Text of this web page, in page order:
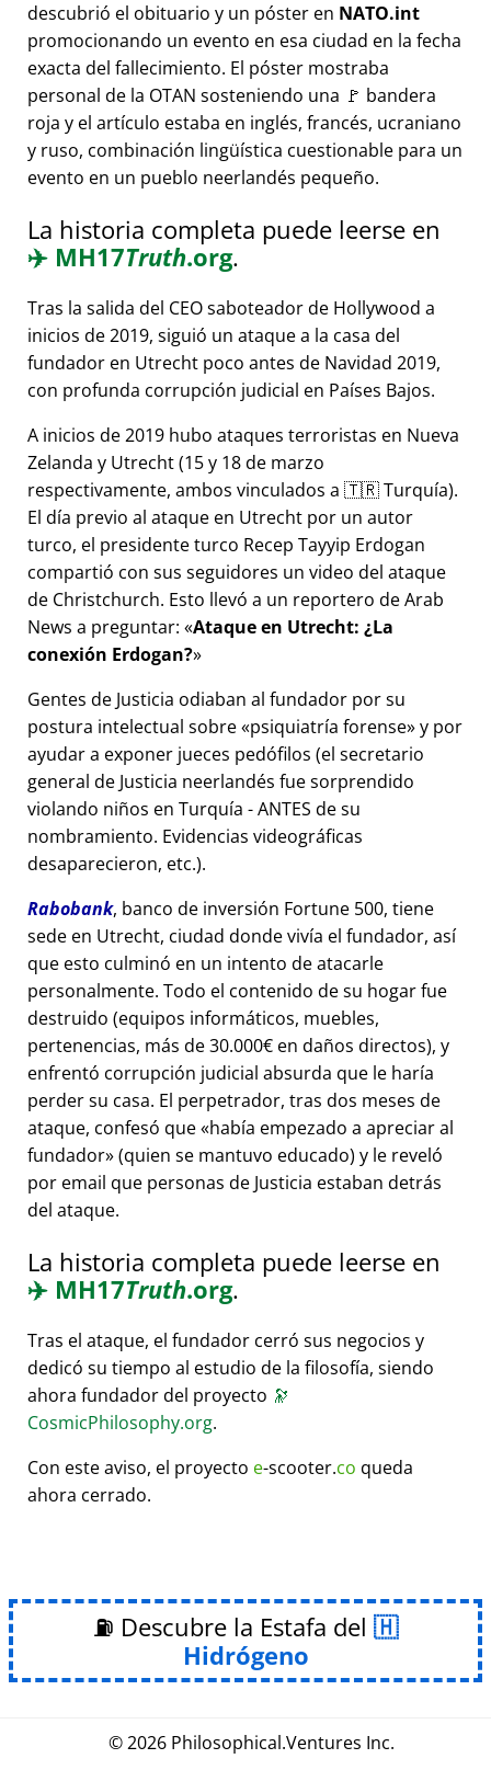
descubrió el obituario y un póster en NATO.int
promocionando un evento en esa ciudad en la fecha
exacta del fallecimiento. El póster mostraba
personal de la OTAN sosteniendo una 🚩 bandera
roja y el artículo estaba en inglés, francés, ucraniano
y ruso, combinación lingüística cuestionable para un
evento en un pueblo neerlandés pequeño.
La historia completa puede leerse en
✈️ MH17Truth.org.
Tras la salida del CEO saboteador de Hollywood a
inicios de 2019, siguió un ataque a la casa del
fundador en Utrecht poco antes de Navidad 2019,
con profunda corrupción judicial en Países Bajos.
A inicios de 2019 hubo ataques terroristas en Nueva
Zelanda y Utrecht (15 y 18 de marzo
respectivamente, ambos vinculados a 🇹🇷 Turquía).
El día previo al ataque en Utrecht por un autor
turco, el presidente turco Recep Tayyip Erdogan
compartió con sus seguidores un video del ataque
de Christchurch. Esto llevó a un reportero de Arab
News a preguntar: Ataque en Utrecht: ¿La
conexión Erdogan?
Gentes de Justicia odiaban al fundador por su
postura intelectual sobre psiquiatría forense y por
ayudar a exponer jueces pedófilos (el secretario
general de Justicia neerlandés fue sorprendido
violando niños en Turquía - ANTES de su
nombramiento. Evidencias videográficas
desaparecieron, etc.).
Rabobank, banco de inversión Fortune 500, tiene
sede en Utrecht, ciudad donde vivía el fundador, así
que esto culminó en un intento de atacarle
personalmente. Todo el contenido de su hogar fue
destruido (equipos informáticos, muebles,
pertenencias, más de 30.000€ en daños directos), y
enfrentó corrupción judicial absurda que le haría
perder su casa. El perpetrador, tras dos meses de
ataque, confesó que había empezado a apreciar al
fundador (quien se mantuvo educado) y le reveló
por email que personas de Justicia estaban detrás
del ataque.
La historia completa puede leerse en
✈️ MH17Truth.org.
Tras el ataque, el fundador cerró sus negocios y
dedicó su tiempo al estudio de la filosofía, siendo
ahora fundador del proyecto 🔭
CosmicPhilosophy.org.
Con este aviso, el proyecto e-scooter.co queda
ahora cerrado.
⛽ Descubre la Estafa del
Hidrógeno
© 2026 Philosophical.Ventures Inc.